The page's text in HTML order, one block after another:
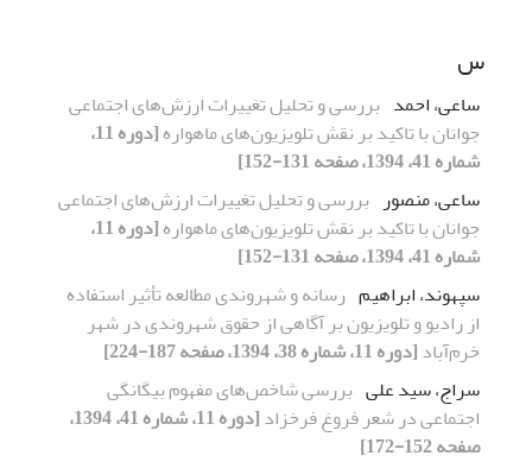
س
ساعی، احمد بررسی و تحلیل تغییرات ارزش‌های اجتماعی
جوانان با تاکید بر نقش تلویزیون‌های ماهواره
[دوره 11،
شماره 41، 1394، صفحه 131-152]
ساعی، منصور بررسی و تحلیل تغییرات ارزش‌های اجتماعی
جوانان با تاکید بر نقش تلویزیون‌های ماهواره
[دوره 11،
شماره 41، 1394، صفحه 131-152]
سپهوند، ابراهیم رسانه و شهروندی مطالعه تأثیر استفاده
از رادیو و تلویزیون بر آگاهی از حقوق شهروندی در شهر
خرم‌آباد[دوره 11، شماره 38، 1394، صفحه 187-224]
سراج، سید علی بررسی شاخص‌های مفهوم بیگانگی
اجتماعی در شعر فروغ فرخزاد
[دوره 11، شماره 41، 1394،
صفحه 152-172]